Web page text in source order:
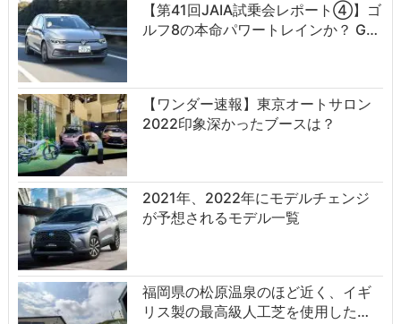
【第41回JAIA試乗会レポート④】ゴ
ルフ8の本命パワートレインか？ G…
【ワンダー速報】東京オートサロン
2022印象深かったブースは？
2021年、2022年にモデルチェンジ
が予想されるモデル一覧
福岡県の松原温泉のほど近く、イギ
リス製の最高級人工芝を使用した…